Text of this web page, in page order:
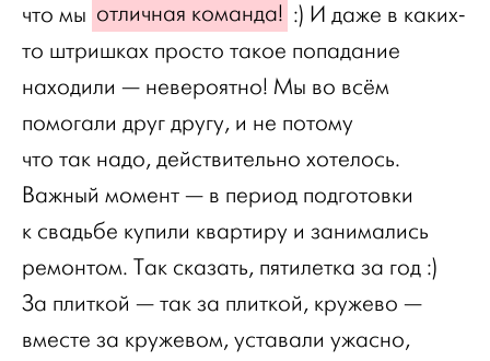
что мы отличная команда! :) И даже в каких-
то штришках просто такое попадание
находили — невероятно! Мы во всём
помогали друг другу, и не потому
что так надо, действительно хотелось.
Важный момент — в период подготовки
к свадьбе купили квартиру и занимались
ремонтом. Так сказать, пятилетка за год :)
За плиткой — так за плиткой, кружево —
вместе за кружевом, уставали ужасно,